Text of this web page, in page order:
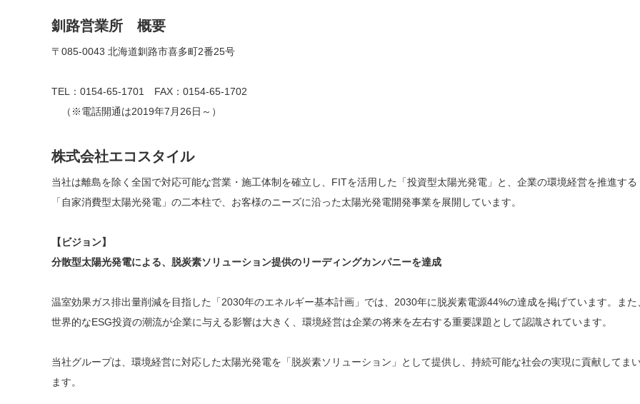
釧路営業所 概要
〒085-0043 北海道釧路市喜多町2番25号
TEL：0154-65-1701 FAX：0154-65-1702
（※電話開通は2019年7月26日～）
株式会社エコスタイル
当社は離島を除く全国で対応可能な営業・施工体制を確立し、FITを活用した「投資型太陽光発電」と、企業の環境経営を推進する
「自家消費型太陽光発電」の二本柱で、お客様のニーズに沿った太陽光発電開発事業を展開しています。
【ビジョン】
分散型太陽光発電による、脱炭素ソリューション提供のリーディングカンパニーを達成
温室効果ガス排出量削減を目指した「2030年のエネルギー基本計画」では、2030年に脱炭素電源44%の達成を掲げています。また
世界的なESG投資の潮流が企業に与える影響は大きく、環境経営は企業の将来を左右する重要課題として認識されています。
当社グループは、環境経営に対応した太陽光発電を「脱炭素ソリューション」として提供し、持続可能な社会の実現に貢献してま
ます。